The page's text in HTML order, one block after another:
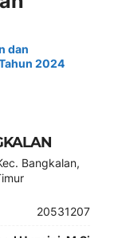
dan
2024
Bangkalan,
20531207